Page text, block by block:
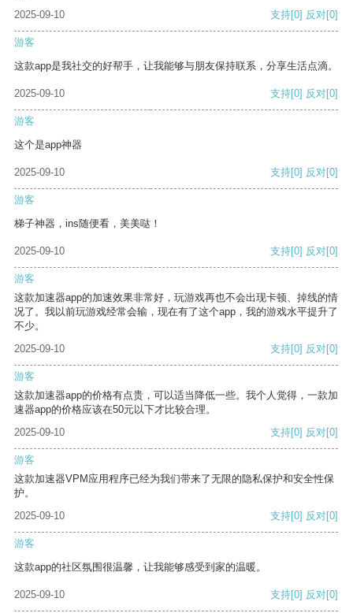
2025-09-10
支持[0] 反对[0]
游客
这款app是我社交的好帮手，让我能够与朋友保持联系，分享生活点滴。
2025-09-10 支持[0] 反对[0]
游客
这个是app神器
2025-09-10 支持[0] 反对[0]
游客
梯子神器，ins随便看，美美哒！
2025-09-10 支持[0] 反对[0]
游客
这款加速器app的加速效果非常好，玩游戏再也不会出现卡顿、掉线的情
况了。我以前玩游戏经常会输，现在有了这个app，我的游戏水平提升了
不少。
2025-09-10
支持[0] 反对[0]
游客
这款加速器app的价格有点贵，可以适当降低一些。我个人觉得，一款加
速器app的价格应该在50元以下才比较合理。
2025-09-10
支持[0] 反对[0]
游客
这款加速器VPM应用程序已经为我们带来了无限的隐私保护和安全性保
护。
2025-09-10
支持[0] 反对[0]
游客
这款app的社区氛围很温馨，让我能够感受到家的温暖。
2025-09-10 支持[0] 反对[0]